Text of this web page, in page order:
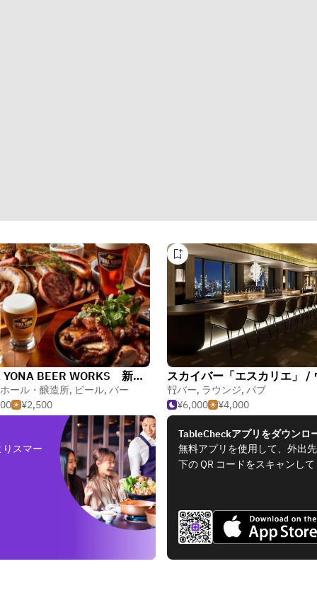
YONA YONA BEER WORKS 新宿東口店
ール・醸造所, ビール, バー
¥2,500
バー, ラウンジ, パブ
¥6,000
¥4,000
スマー
TableCheckアプリをダウンロ
無料アプリを使用して、外出
下の QR コードをスキャンし